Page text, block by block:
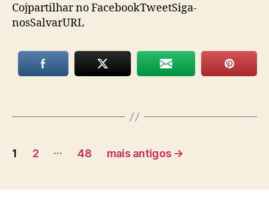
Cojpartilhar no FacebookTweetSiga-
nosSalvarURL
Paginação
posts
1 2 … 48 mais antigos →